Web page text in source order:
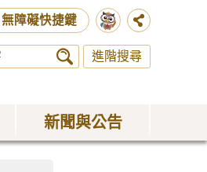
無障礙快捷鍵
進階搜尋
新聞與公告